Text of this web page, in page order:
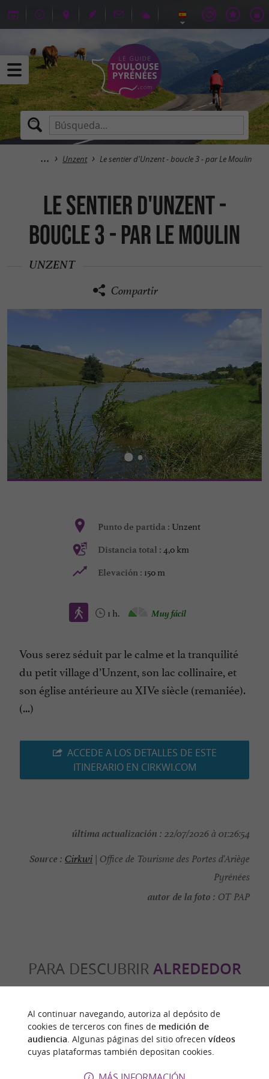
Unzent Le sentier d'Unzent - boucle 3 - par Le Moulin
Le sentier d'Unzent -
boucle 3 - par Le Moulin
UNZENT
Compartir
Punto de partida : Unzent
Distancia total : 4,0 km
Elevación : 150 m
1 h. Muy fácil
Vous serez séduit par le calme et la tranquilité
du petit village d’Unzent, son lac collinaire, et
son église antérieure au XIVe siècle (remaniée).
(...)
ACCEDE A LOS DETALLES DE ESTE
ITINERARIO EN CIRKWI.COM
última actualización : 22/07/2026 à 01:26:54
Source : Cirkwi | Office de Tourisme des Portes d'Ariège
Pyrénées
autor de la foto : OT PAP
PARA DESCUBRIR ALREDEDOR
Al continuar navegando, autoriza al depósito de
cookies de terceros con fines de medición de
audiencia. Algunas páginas del sitio ofrecen vídeos
cuyas plataformas también depositan cookies.